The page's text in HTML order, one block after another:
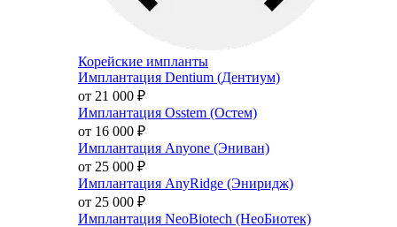
Корейские импланты
Имплантация Dentium (Дентиум)
от 21 000 ₽
Имплантация Osstem (Остем)
от 16 000 ₽
Имплантация Anyone (Эниван)
от 25 000 ₽
Имплантация AnyRidge (Эниридж)
от 25 000 ₽
Имплантация NeoBiotech (НеоБиотек)